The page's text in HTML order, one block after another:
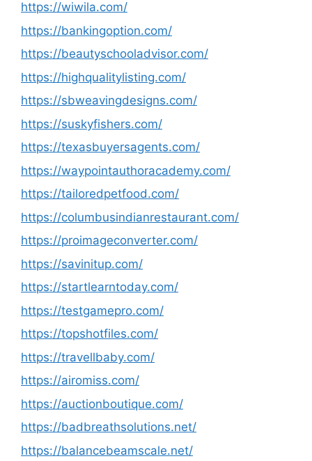
https://wiwila.com/
https://bankingoption.com/
https://beautyschooladvisor.com/
https://highqualitylisting.com/
https://sbweavingdesigns.com/
https://suskyfishers.com/
https://texasbuyersagents.com/
https://waypointauthoracademy.com/
https://tailoredpetfood.com/
https://columbusindianrestaurant.com/
https://proimageconverter.com/
https://savinitup.com/
https://startlearntoday.com/
https://testgamepro.com/
https://topshotfiles.com/
https://travellbaby.com/
https://airomiss.com/
https://auctionboutique.com/
https://badbreathsolutions.net/
https://balancebeamscale.net/